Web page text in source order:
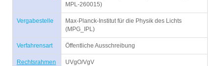
MPL-260015)
Vergabestelle
Max-Planck-Institut für die Physik des Lichts
(MPG_IPL)
Verfahrensart Öffentliche Ausschreibung
Rechtsrahmen UVgO/VgV